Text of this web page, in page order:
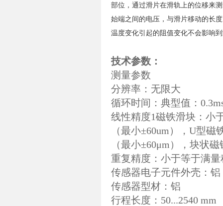
部位，通过滑片在滑轨上的位移来
始端之间的电压，与滑片移动的长
温度变化引起的阻值变化不会影响
技术参数：
测量参数
分辨率：无限大
循环时间：典型值：
线性精度1磁铁滑块：小
（最小±60um），U型
（最小±60μm），块状
重复精度：小于等于满量
传感器电子元件外壳：铝
传感器型材：铝
行程长度：50...2540 mm